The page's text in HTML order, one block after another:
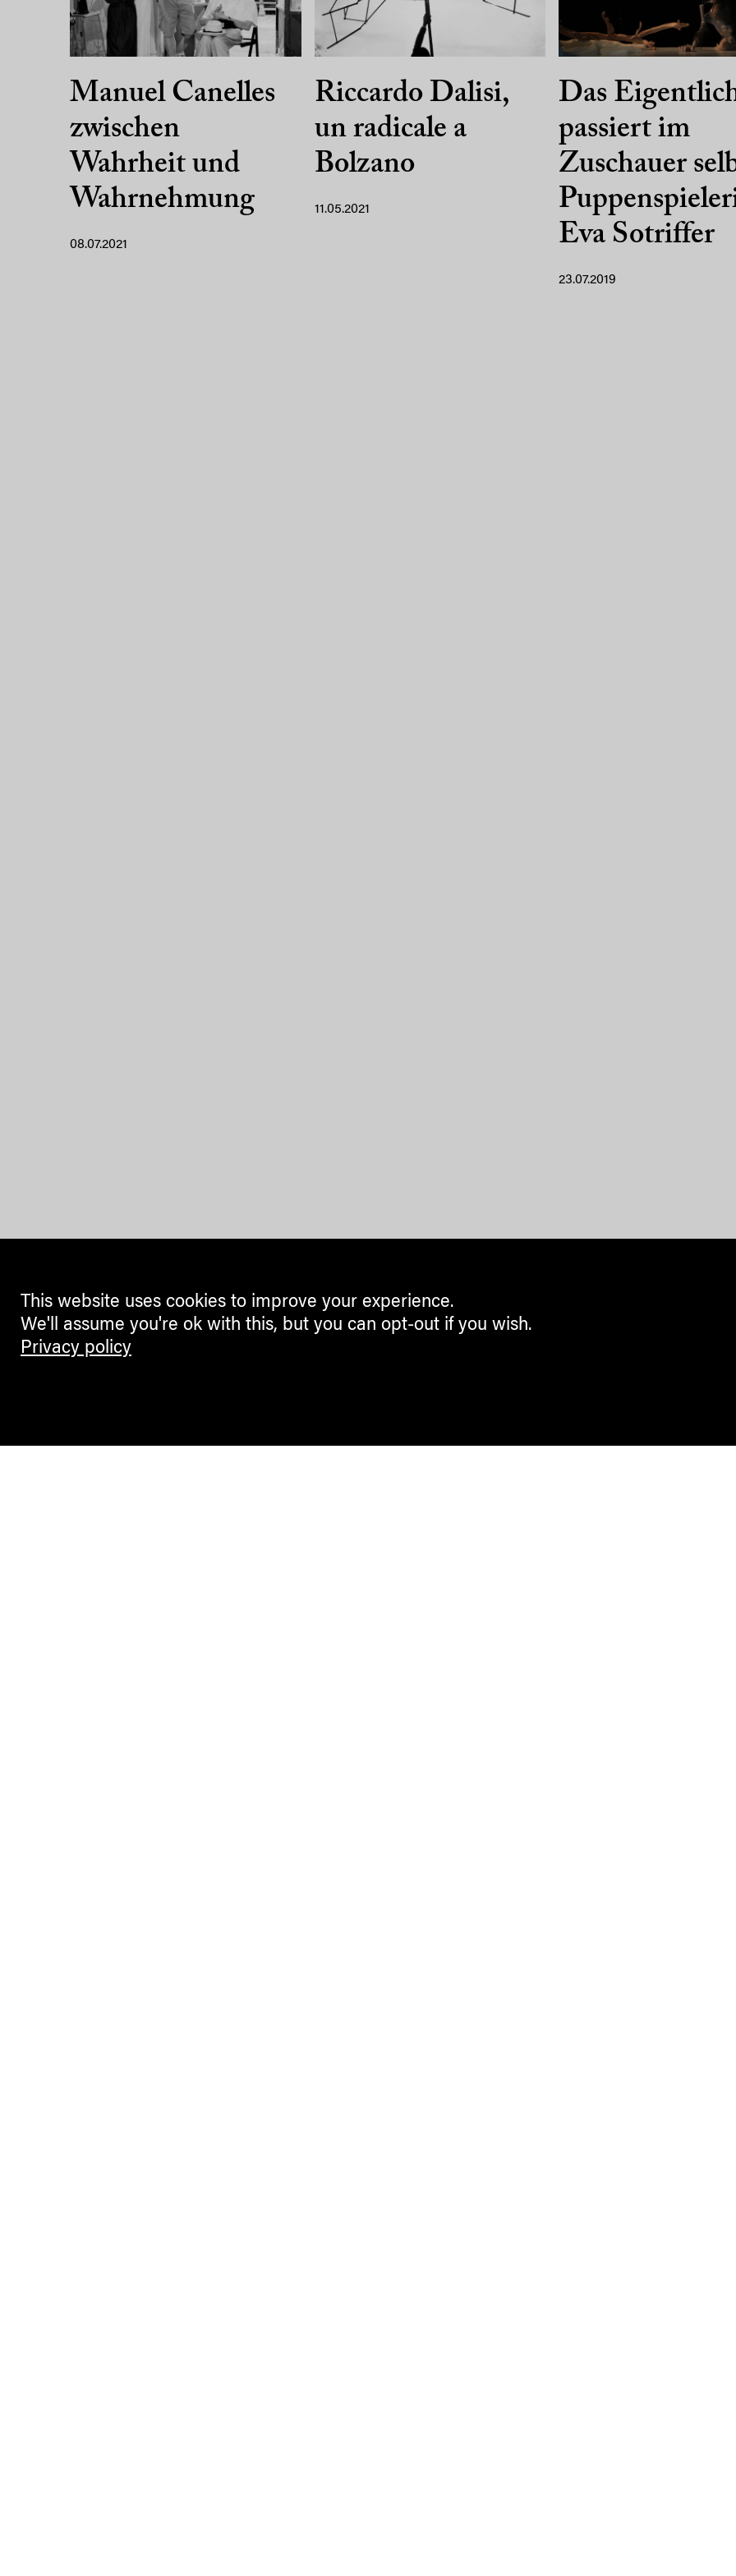
Manuel Canelles
zwischen
Wahrheit und
Wahrnehmung
08.07.2021
Riccardo Dalisi,
un radicale a
Bolzano
11.05.2021
Das
passiert im
Zuschauer
Eva Sotriffer
23.07.2019
This website uses cookies to improve your experience.
We'll assume you're ok with this, but you can opt-out if you wish.
Privacy policy